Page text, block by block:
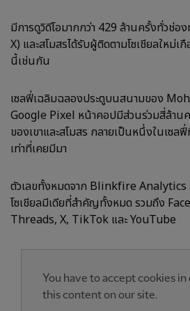
มีการดูวิดีโอมากกว่า 429 ล้านครั้งทั่วช่อง
X) และสโมสรได้รับผู้ติดตามโซเชียลใหม่เ
นี้เช่นกัน
เซลฟี่เฉลิมฉลองประตูบนสนามของ
Google Pixel หน้าคอปมีส่วนร่วมสี่ล้าน
ของเขาและสโมสร กลายเป็นหนึ่งในเซ
เท่าที่เคยมีมา
ตัวเลขทั้งหมดจาก Blinkfire
โซเชียลมีเดียที่สำคัญทั้งหมด รวมถึง
Threads, X, TikTok และ YouTube
You have to accept cookies
this content on our site.